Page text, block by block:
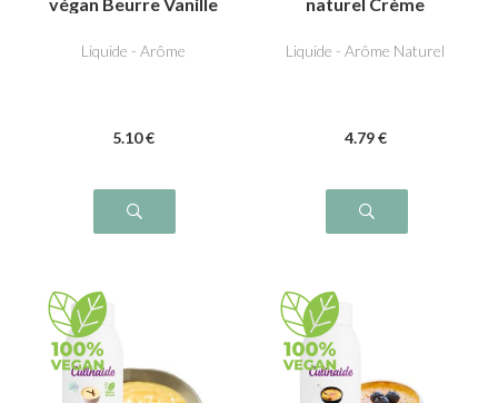
Liquide - Arôme
5.10 €
Liquide - Arôme Naturel
4.79 €